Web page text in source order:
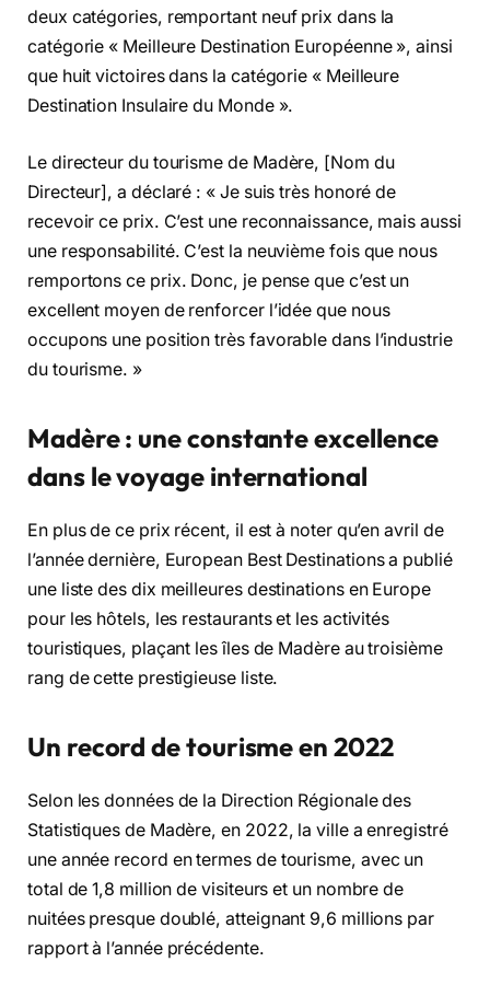
deux catégories, remportant neuf prix dans la
catégorie « Meilleure Destination Européenne », ainsi
que huit victoires dans la catégorie « Meilleure
Destination Insulaire du Monde ».
Le directeur du tourisme de Madère, [Nom du
Directeur], a déclaré : « Je suis très honoré de
recevoir ce prix. C’est une reconnaissance, mais aussi
une responsabilité. C’est la neuvième fois que nous
remportons ce prix. Donc, je pense que c’est un
excellent moyen de renforcer l’idée que nous
occupons une position très favorable dans l’industrie
du tourisme. »
Madère : une constante excellence
dans le voyage international
En plus de ce prix récent, il est à noter qu’en avril de
l’année dernière, European Best Destinations a publié
une liste des dix meilleures destinations en Europe
pour les hôtels, les restaurants et les activités
touristiques, plaçant les îles de Madère au troisième
rang de cette prestigieuse liste.
Un record de tourisme en 2022
Selon les données de la Direction Régionale des
Statistiques de Madère, en 2022, la ville a enregistré
une année record en termes de tourisme, avec un
total de 1,8 million de visiteurs et un nombre de
nuitées presque doublé, atteignant 9,6 millions par
rapport à l’année précédente.